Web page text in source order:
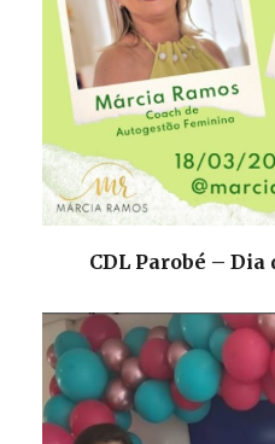
CDL Parobé –